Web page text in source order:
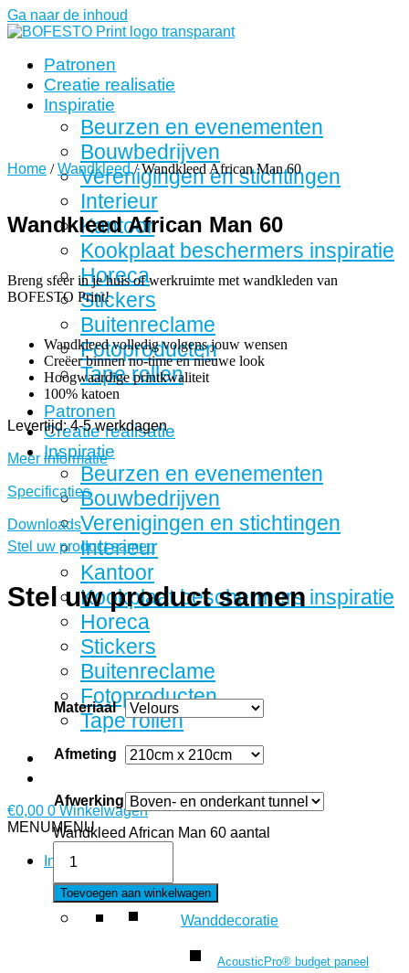
Ga naar de inhoud
Patronen
Creatie realisatie
Inspiratie
Beurzen en evenementen
Bouwbedrijven
Verenigingen en stichtingen
Interieur
Kantoor
Kookplaat beschermers inspiratie
Horeca
Stickers
Buitenreclame
Fotoproducten
Tape rollen
Patronen
Creatie realisatie
Inspiratie
Beurzen en evenementen
Bouwbedrijven
Verenigingen en stichtingen
Interieur
Kantoor
Kookplaat beschermers inspiratie
Horeca
Stickers
Buitenreclame
Fotoproducten
Tape rollen
€0,00 0 Winkelwagen
MENUMENU
Interieur
Wanddecoratie
AcousticPro® budget paneel
Home /Wandkleed/ Wandkleed African Man 60
Wandkleed African Man 60
Breng sfeer in je huis of werkruimte met wandkleden van
BOFESTO Print!
Wandkleed volledig volgens jouw wensen
Creëer binnen no-time en nieuwe look
Hoogwaardige printkwaliteit
100% katoen
Levertijd: 4-5 werkdagen
Meer informatie
Specificaties
Downloads
Stel uw product samen
Stel uw product samen
Materiaal
Afmeting
Afwerking
Wandkleed African Man 60 aantal
Toevoegen aan winkelwagen